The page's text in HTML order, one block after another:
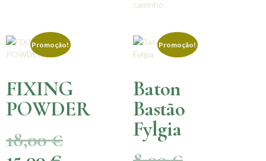
carrinho
Promoção!
FIXING
POWDER
18,00€
Promoção!
Baton
Bastão
Fylgia